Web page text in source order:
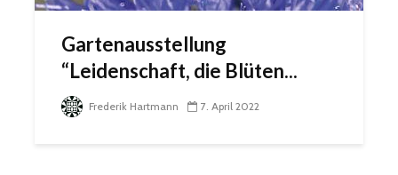
Gartenausstellung
“Leidenschaft, die Blüten...
Frederik Hartmann 7. April 2022